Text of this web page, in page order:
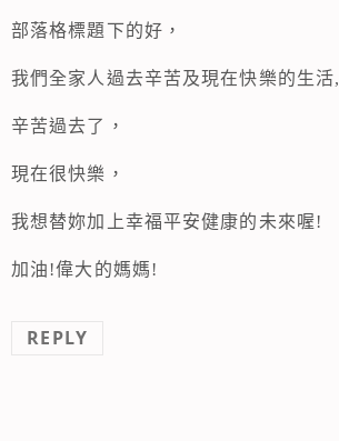
部落格標題下的好，
我們全家人過去辛苦及現在快樂的生活,
辛苦過去了，
現在很快樂，
我想替妳加上幸福平安健康的未來喔!
加油!偉大的媽媽!
REPLY